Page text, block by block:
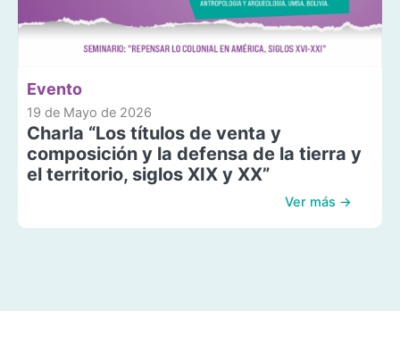
Evento
19 de Mayo de 2026
Charla “Los títulos de venta y
composición y la defensa de la tierra y
el territorio, siglos XIX y XX”
Ver más →